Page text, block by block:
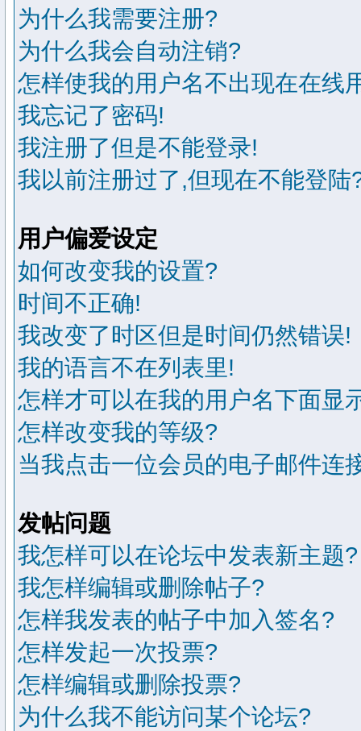
为什么我需要注册?
为什么我会自动注销?
怎样使我的用户名不出现在在线
我忘记了密码!
我注册了但是不能登录!
我以前注册过了,但现在不能登陆
用户偏爱设定
如何改变我的设置?
时间不正确!
我改变了时区但是时间仍然错误!
我的语言不在列表里!
怎样才可以在我的用户名下面显
怎样改变我的等级?
当我点击一位会员的电子邮件连
发帖问题
我怎样可以在论坛中发表新主题?
我怎样编辑或删除帖子?
怎样我发表的帖子中加入签名?
怎样发起一次投票?
怎样编辑或删除投票?
为什么我不能访问某个论坛?